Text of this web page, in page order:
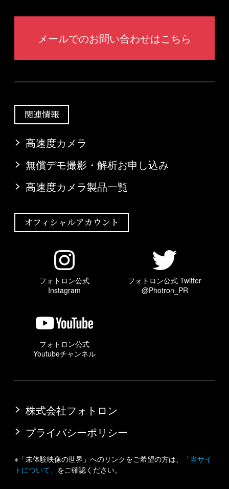
メールでのお問い合わせはこちら
関連情報
高速度カメラ
無償デモ撮影・解析お申し込み
高速度カメラ製品一覧
オフィシャルアカウント
フォトロン公式
Instagram
フォトロン公式 Twitter
@Photron_PR
フォトロン公式
Youtubeチャンネル
株式会社フォトロン
プライバシーポリシー
※「未体験映像の世界」へのリンクをご希望の方は、
「当サイ
トについて」 をご確認ください。